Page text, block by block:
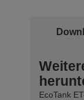
EcoTank